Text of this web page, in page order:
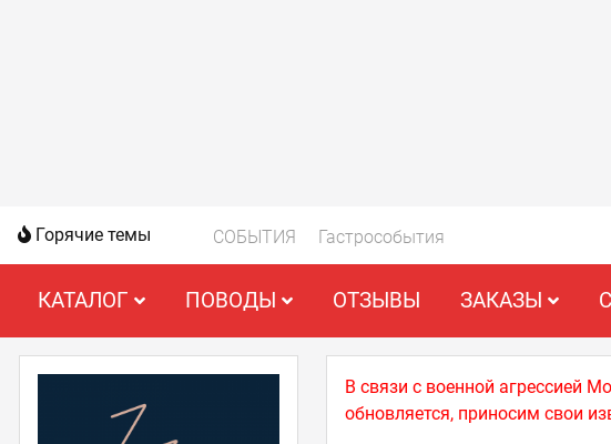
Горячие темы СОБЫТИЯ Гастрособытия
КАТАЛОГ ПОВОДЫ ОТЗЫВЫ ЗАКАЗЫ
В связи с военной агрессией
обновляется, приносим свои